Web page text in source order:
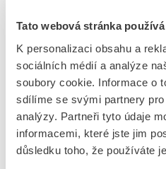
Tato webová stránka
K personalizaci obsahu a
sociálních médií a analýze
soubory cookie. Informace o
sdílíme se svými partnery
analýzy. Partneři tyto údaje
informacemi, které jste jim
důsledku toho, že používáte
ks
Přidat k porovnání